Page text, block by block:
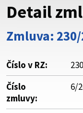
Buďte pozorní a vždy
cez zabezpečenú
vždy začína https://
Detail
Zmluva: 230/
Číslo v RZ:
Číslo
zmluvy:
6/